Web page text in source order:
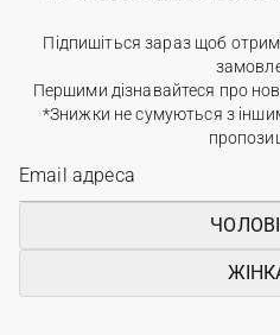
Підпишіться зараз щоб
Першими дізнавайтеся про
*Знижки не сумуються з